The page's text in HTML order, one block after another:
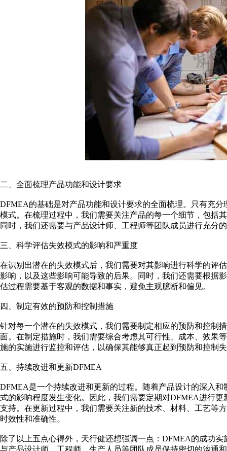
二、全面梳理产品功能和设计要求
DFMEA的基础是对产品功能和设计要求的全面梳理。只有充
模式。在梳理过程中，我们需要关注产品的每一个细节，包括
同时，我们还需要与产品设计师、工程师等团队成员进行充分
三、科学评估失效模式的影响和严重度
在识别出潜在的失效模式后，我们需要对其影响进行科学的评
影响，以及这些影响可能导致的后果。同时，我们还需要根据
估过程需要基于客观的数据和事实，避免主观臆断和偏见。
四、制定有效的预防和控制措施
针对每一个潜在的失效模式，我们需要制定相应的预防和控制
面。在制定措施时，我们需要综合考虑其可行性、成本、效果
施的实施进行监控和评估，以确保其能够真正起到预防和控制
五、持续改进和更新DFMEA
DFMEA是一个持续改进和更新的过程。随着产品设计的深入
式的影响程度发生变化。因此，我们需要定期对DFMEA进行
支持。在更新过程中，我们需要关注新的技术、材料、工艺等
时效性和准确性。
除了以上五点心得外，天行健还想强调一点：DFMEA的成功
与产品设计师、工程师、生产人员等团队成员保持密切的沟通